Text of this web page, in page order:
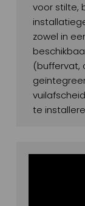
voor stilte,
zowel in
(buffervat,
te